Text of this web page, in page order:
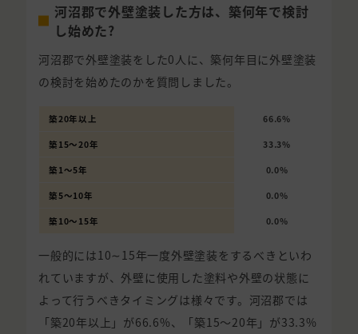
河沼郡で外壁塗装した方は、築何年で検討
し始めた?
河沼郡で外壁塗装をした0人に、築何年目に外壁塗装
の検討を始めたのかを質問しました。
築20年以上 66.6%
築15〜20年 33.3%
築1〜5年 0.0%
築5〜10年 0.0%
築10〜15年 0.0%
一般的には10∼15年一度外壁塗装をするべきといわ
れていますが、外壁に使用した塗料や外壁の状態に
よって行うべきタイミングは様々です。河沼郡では
「築20年以上」が66.6%、「築15〜20年」が33.3%